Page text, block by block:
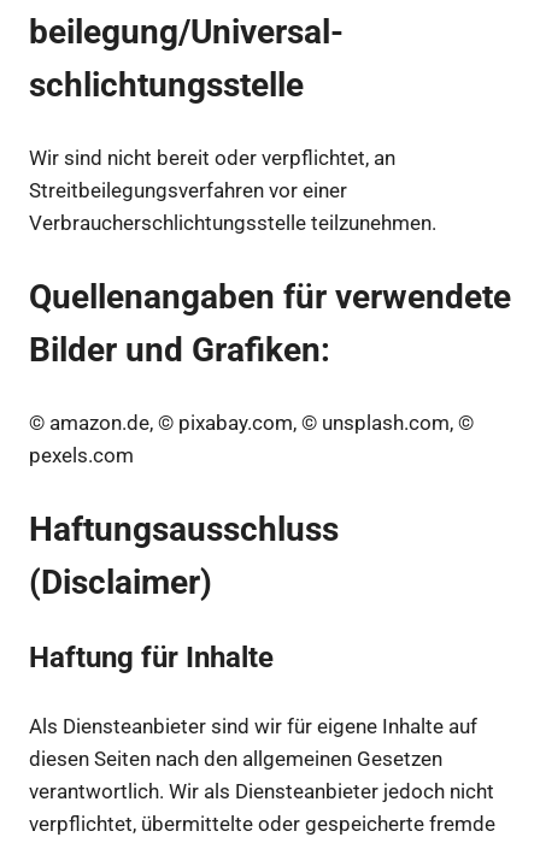
beilegung/Universal­
schlichtungs­stelle
Wir sind nicht bereit oder verpflichtet, an
Streitbeilegungsverfahren vor einer
Verbraucherschlichtungsstelle teilzunehmen.
Quellenangaben für verwendete
Bilder und Grafiken:
© amazon.de, © pixabay.com, © unsplash.com, ©
pexels.com
Haftungsausschluss
(Disclaimer)
Haftung für Inhalte
Als Diensteanbieter sind wir für eigene Inhalte auf
diesen Seiten nach den allgemeinen Gesetzen
verantwortlich. Wir als Diensteanbieter jedoch nicht
verpflichtet, übermittelte oder gespeicherte fremde